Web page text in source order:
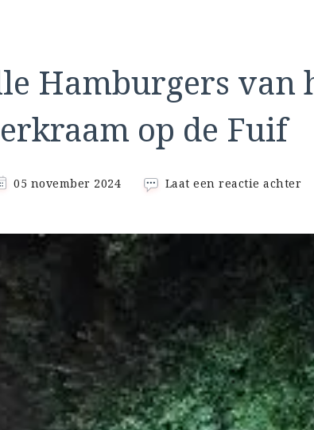
Hamburgers van
op de Fuif
05 november 2024 Laat een reactie achter
de